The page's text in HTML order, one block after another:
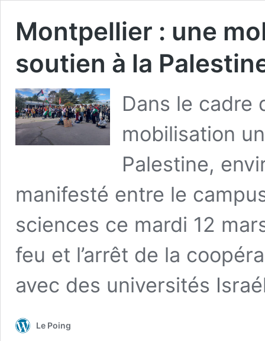
Montpellier : une
soutien à la
Dans le cadre
mobilisation
Palestine,
manifesté entre le
sciences ce mardi 12
feu et l’arrêt de la
avec des universités
Le Poing